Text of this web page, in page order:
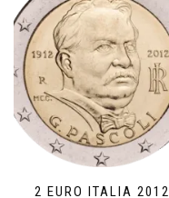
2 EURO ITALIA 2012